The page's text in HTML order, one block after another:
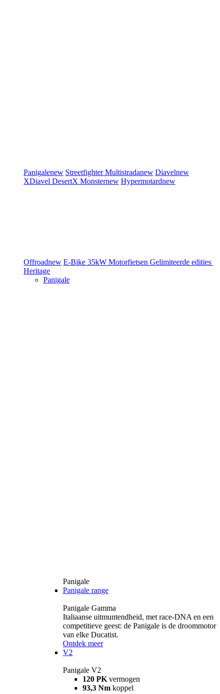
Panigalenew StreetfighterMultistradanew Diavelnew
XDiavel DesertX Monsternew Hypermotardnew
Offroadnew E-Bike 35kW Motorfietsen Gelimiteerde edities
Heritage
Panigale
Panigale
Panigale range
Panigale Gamma
Italiaanse uitmuntendheid, met race-DNA en een
competitieve geest: de Panigale is de droommotor
van elke Ducatist.
Ontdek meer
V2
Panigale V2
120 PK vermogen
93,3 Nm koppel